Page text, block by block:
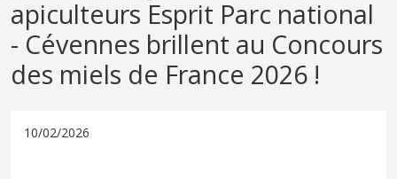
apiculteurs Esprit Parc national
- Cévennes brillent au Concours
des miels de France 2026 !
10/02/2026